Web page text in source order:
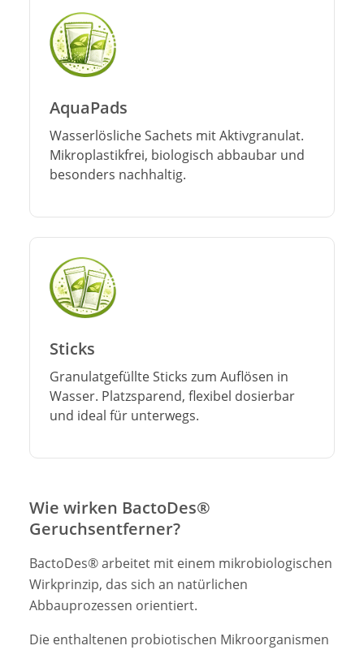
AquaPads
Wasserlösliche Sachets mit Aktivgranulat.
Mikroplastikfrei, biologisch abbaubar und
besonders nachhaltig.
Sticks
Granulatgefüllte Sticks zum Auflösen in
Wasser. Platzsparend, flexibel dosierbar
und ideal für unterwegs.
Wie wirken BactoDes®
Geruchsentferner?
BactoDes® arbeitet mit einem mikrobiologischen
Wirkprinzip, das sich an natürlichen
Abbauprozessen orientiert.
Die enthaltenen probiotischen Mikroorganismen